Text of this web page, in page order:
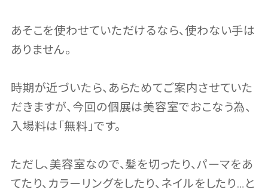
あそこを使わせていただけるなら、使わない手は
ありません。
時期が近づいたら、あらためてご案内させていた
だきますが、今回の個展は美容室でおこなう為、
入場料は「無料」です。
ただし、美容室なので、髪を切ったり、パーマをあ
てたり、カラーリングをしたり、ネイルをしたり…と